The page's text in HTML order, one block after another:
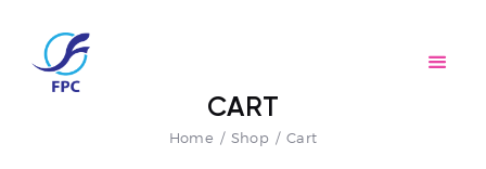
CART
Home Shop Cart
CỐC GIẤY FPC
AN TOÀN – THÂN THIỆN – TIỆN LỢI
Đối tác